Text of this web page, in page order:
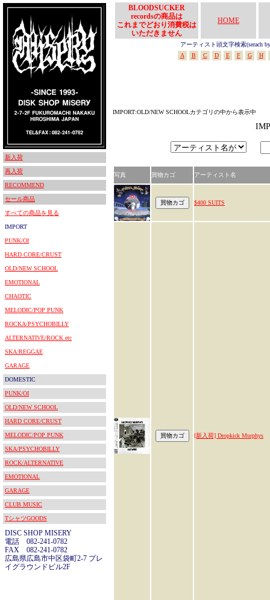
新入荷
再入荷
RECOMMEND
セール商品
すべての商品を見る
IMPORT
PUNK/OI
HARD CORE/CRUST
OLD/NEW SCHOOL
EMOTIONAL
CHAOTIC
MELODIC/POP PUNK
ROCKA/PSYCHOBILLY
ALTERNATIVE/ROCK etc
SKA/REGGAE
GARAGE
DOMESTIC
PUNK/OI
OLD/NEW SCHOOL
HARD CORE/CRUST
MELODIC/POP PUNK
SKA/PSYCHOBILLY
ROCK/ALTERNATIVE
EMOTIONAL
GARAGE
CLUB MUSIC
TシャツGOODS
DISC SHOP MISERY
電話 082-241-0782
FAX 082-241-0782
広島県広島市中区袋町2-7 プレ
イグラウンドビル2F
BLOODSUCKER
recordsの商品は
これまでどおり消費税は
いただきません
HOME
アーティスト頭文字検索(serach
A
B C D E F G H
IMPORT:OLD/NEW SCHOOLカテゴリの中から表示中
写真 買物カゴ アーティスト名
$400 SUITS
[新入荷] Dropkick Murphys